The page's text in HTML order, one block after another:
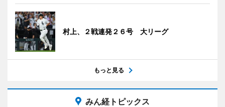
村上、２戦連発２６号 大リーグ
もっと見る
みん経トピックス